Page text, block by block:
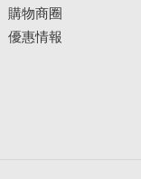
購物商圈
優惠情報